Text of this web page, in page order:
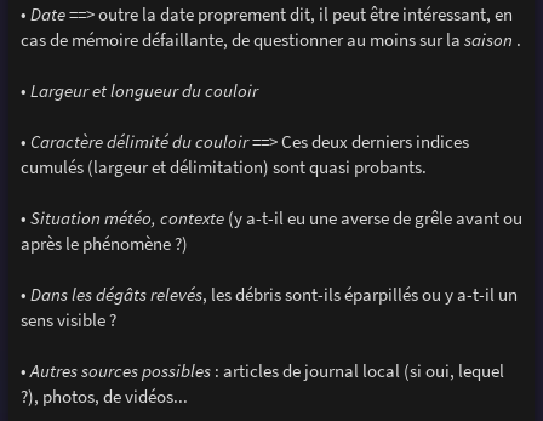
• Date==> outre la date proprement dit, il peut être intéressant, en
cas de mémoire défaillante, de questionner au moins sur la saison .
• Largeur et longueur du couloir
• Caractère délimité du couloir==> Ces deux derniers indices
cumulés (largeur et délimitation) sont quasi probants.
• Situation météo, contexte (y a-t-il eu une averse de grêle avant ou
après le phénomène ?)
• Dans les dégâts relevés, les débris sont-ils éparpillés ou y a-t-il un
sens visible ?
•Autres sources possibles: articles de journal local (si oui, lequel
?), photos, de vidéos...